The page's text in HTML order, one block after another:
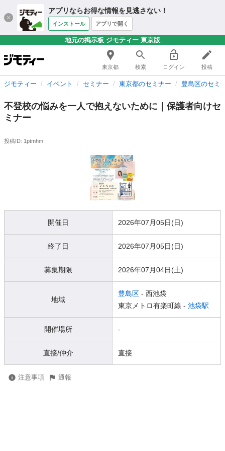
アプリならお得な情報を見逃さない！
インストール アプリで開く
地元の掲示板 ジモティー 東京版
東京都 検索 ログイン 投稿
ジモティー イベント セミナー 東京都のセミナー 豊島区のセミ
不登校の悩みを一人で抱えないために｜保護者向けセ
ミナー
投稿ID: 1ptmhm
開催日 2026年07月05日(日)
終了日 2026年07月05日(日)
募集期限 2026年07月04日(土)
地域
豊島区 - 西池袋
東京メトロ有楽町線 - 池袋駅
開催場所 -
直接/仲介 直接
注意事項 通報